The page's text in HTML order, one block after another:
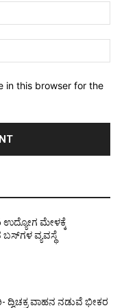
in this browser for the
ಉದ್ಯೋಗ ಮೇಳಕ್ಕೆ
ವ್ಯವಸ್ಥೆ
ದ್ವಿಚಕ್ರ ವಾಹನ ನಡುವೆ ಭೀಕರ